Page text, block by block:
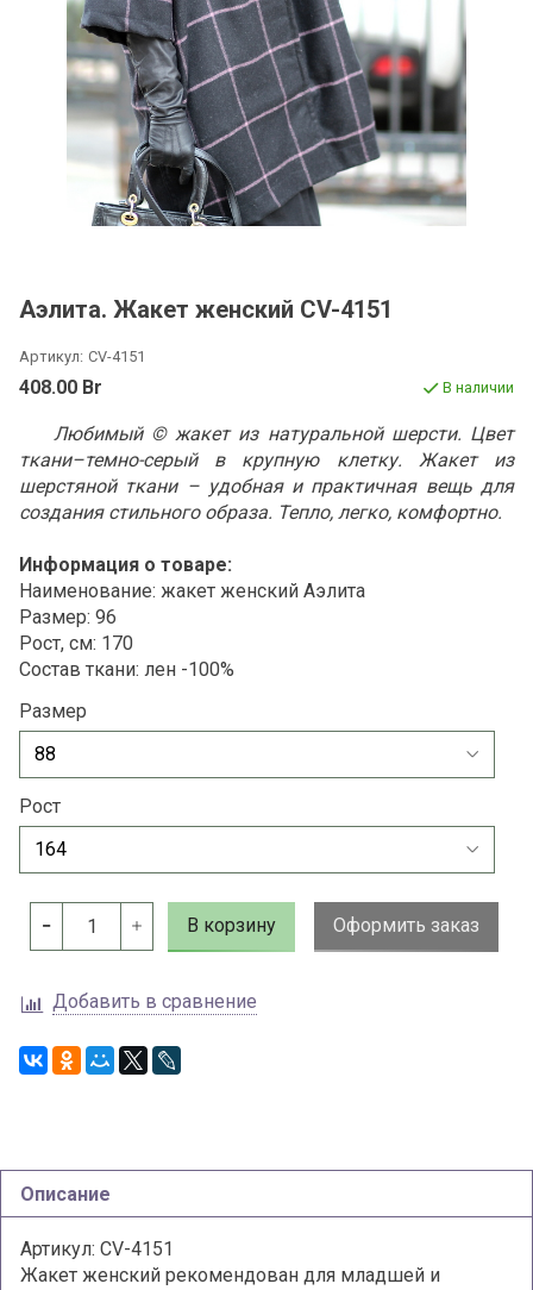
Аэлита. Жакет женский CV-4151
Артикул: CV-4151
408.00 Br В наличии
Любимый © жакет из натуральной шерсти. Цвет
ткани–темно-серый в крупную клетку. Жакет из
шерстяной ткани – удобная и практичная вещь для
создания стильного образа. Тепло, легко, комфортно.
Информация о товаре:
Наименование: жакет женский Аэлита
Размер: 96
Рост, см: 170
Состав ткани: лен -100%
Размер
Рост
В корзину Оформить заказ
Добавить в сравнение
Описание
Артикул: CV-4151
Жакет женский рекомендован для младшей и